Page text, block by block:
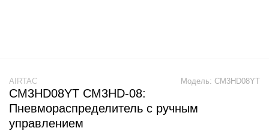
Модель: CM3HD08YT
AIRTAC
CM3HD08YT CM3HD-08:
Пневмораспределитель с ручным
управлением